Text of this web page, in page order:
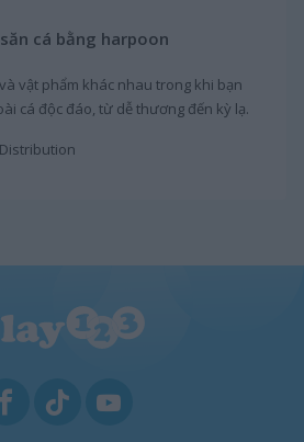
cá bằng harpoon
vật phẩm khác nhau trong khi bạn
cá độc đáo, từ dễ thương đến kỳ lạ.